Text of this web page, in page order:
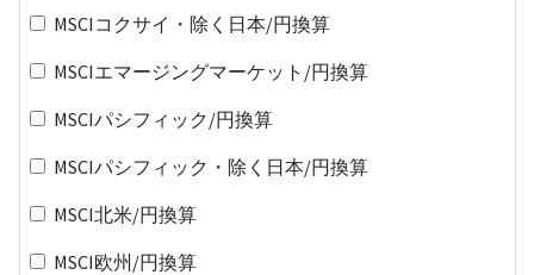
MSCIコクサイ・除く日本/円換算
MSCIエマージングマーケット/円換算
MSCIパシフィック/円換算
MSCIパシフィック・除く日本/円換算
MSCI北米/円換算
MSCI欧州/円換算